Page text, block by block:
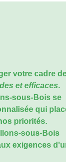
votre cadre
et efficaces.
sous-Bois se
qui
priorités.
sous-Bois
exigences